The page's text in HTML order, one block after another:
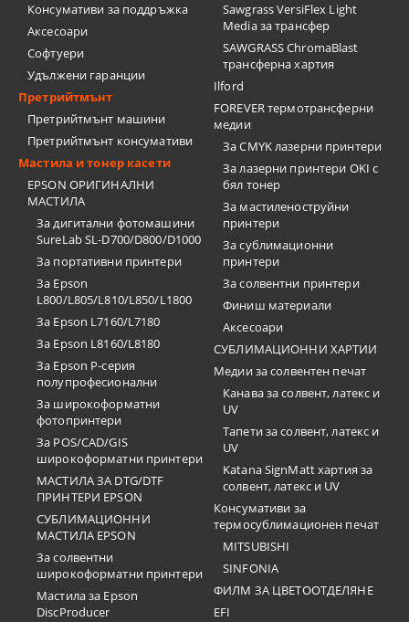
Консумативи за поддръжка
Аксесоари
Софтуери
Удължени гаранции
Претрийтмънт
Претрийтмънт машини
Претрийтмънт консумативи
Мастила и тонер касети
EPSON ОРИГИНАЛНИ
МАСТИЛА
За дигитални фотомашини
SureLab SL-D700/D800/D1000
За портативни принтери
За Epson
L800/L805/L810/L850/L1800
За Epson L7160/L7180
За Epson L8160/L8180
За Epson P-серия
полупрофесионални
За широкоформатни
фотопринтери
За POS/CAD/GIS
широкоформатни принтери
МАСТИЛА ЗА DTG/DTF
ПРИНТЕРИ EPSON
СУБЛИМАЦИОННИ
МАСТИЛА EPSON
За солвентни
широкоформатни принтери
Мастила за Epson
DiscProducer
Sawgrass VersiFlex Light
Media за трансфер
SAWGRASS ChromaBlast
трансферна хартия
Ilford
FOREVER термотрансферни
медии
За CMYK лазерни принтери
За лазерни принтери OKI с
бял тонер
За мастиленоструйни
принтери
За сублимационни
принтери
За солвентни принтери
Финиш материали
Аксесоари
СУБЛИМАЦИОННИ ХАРТИИ
Медии за солвентен печат
Канава за солвент, латекс и
UV
Тапети за солвент, латекс и
UV
Katana SignMatt хартия за
солвент, латекс и UV
Консумативи за
термосублимационен печат
MITSUBISHI
SINFONIA
ФИЛМ ЗА ЦВЕТООТДЕЛЯНЕ
EFI